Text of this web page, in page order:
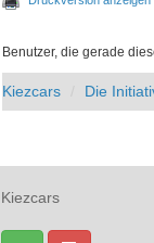
Benutzer, die gerade
Kiezcars Die
Kiezcars